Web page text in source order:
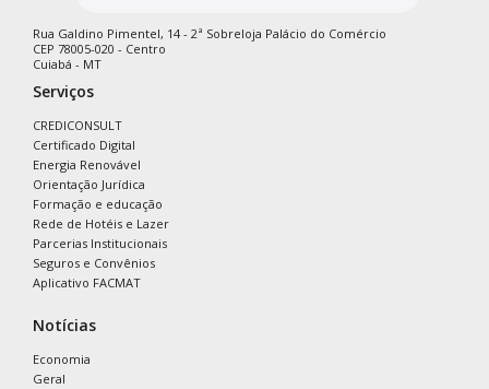
Rua Galdino Pimentel, 14 - 2ª Sobreloja Palácio do Comércio
CEP 78005-020 - Centro
Cuiabá - MT
Serviços
CREDICONSULT
Certificado Digital
Energia Renovável
Orientação Jurídica
Formação e educação
Rede de Hotéis e Lazer
Parcerias Institucionais
Seguros e Convênios
Aplicativo FACMAT
Notícias
Economia
Geral